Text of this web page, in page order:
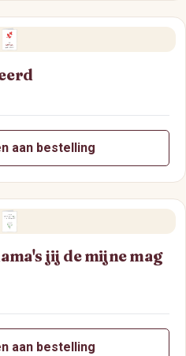
aan bestelling
jij de mijne mag
aan bestelling